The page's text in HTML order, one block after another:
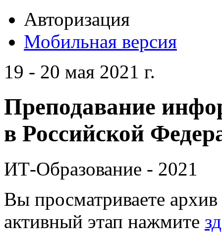
Авторизация
Мобильная версия
19 - 20 мая 2021 г.
Преподавание
в Российской
ИТ-Образование - 2021
Вы просматриваете
активный этап нажмите